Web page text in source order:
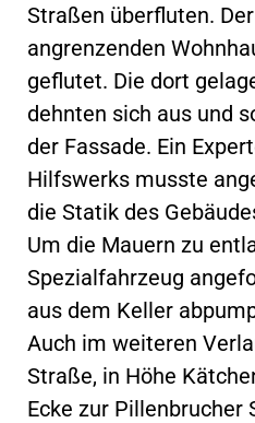
Straßen überfluten.
angrenzenden
geflutet. Die dort
dehnten sich aus und
der Fassade. Ein
Hilfswerks musste
die Statik des
Um die Mauern zu
Spezialfahrzeug
aus dem Keller
Auch im weiteren
Straße, in Höhe
Ecke zur Pillenbrucher